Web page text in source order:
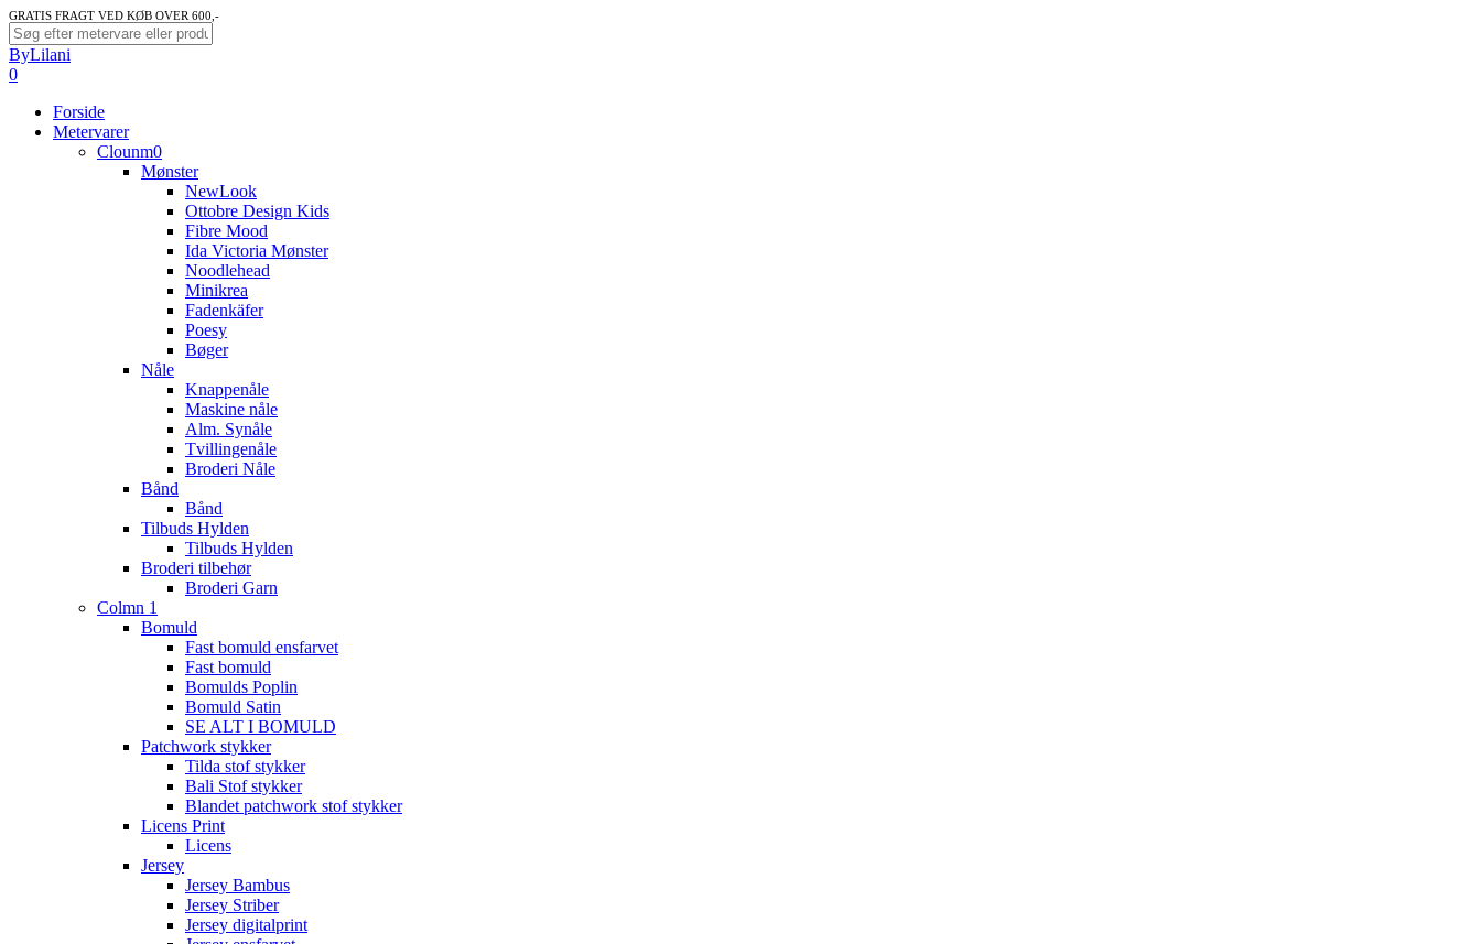
Skip
to
main
content
GRATIS FRAGT VED KØB OVER 600,-
Close
Search
ByLilani
search
account
0
Forside
Metervarer
Clounm0
Mønster
NewLook
Ottobre Design Kids
Fibre Mood
Ida Victoria Mønster
Noodlehead
Minikrea
Fadenkäfer
Poesy
Bøger
Nåle
Knappenåle
Maskine nåle
Alm. Synåle
Tvillingenåle
Broderi Nåle
Bånd
Bånd
Tilbuds Hylden
Tilbuds Hylden
Broderi tilbehør
Broderi Garn
Colmn 1
Bomuld
Fast bomuld ensfarvet
Fast bomuld
Bomulds Poplin
Bomuld Satin
SE ALT I BOMULD
Patchwork stykker
Tilda stof stykker
Bali Stof stykker
Blandet patchwork stof stykker
Licens Print
Licens
Jersey
Jersey Bambus
Jersey Striber
Jersey digitalprint